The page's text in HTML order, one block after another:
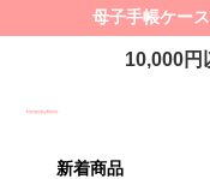
母子手帳ケース
10,000円
新着商品